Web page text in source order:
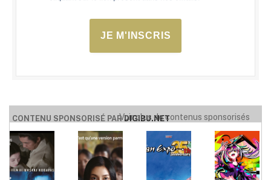
JE M'INSCRIS
CONTENU SPONSORISÉ PARDIGIBU.NET
Voir plus de contenus sponsorisés